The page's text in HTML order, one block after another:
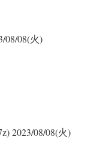
08/08(火)
2023/08/08(火)